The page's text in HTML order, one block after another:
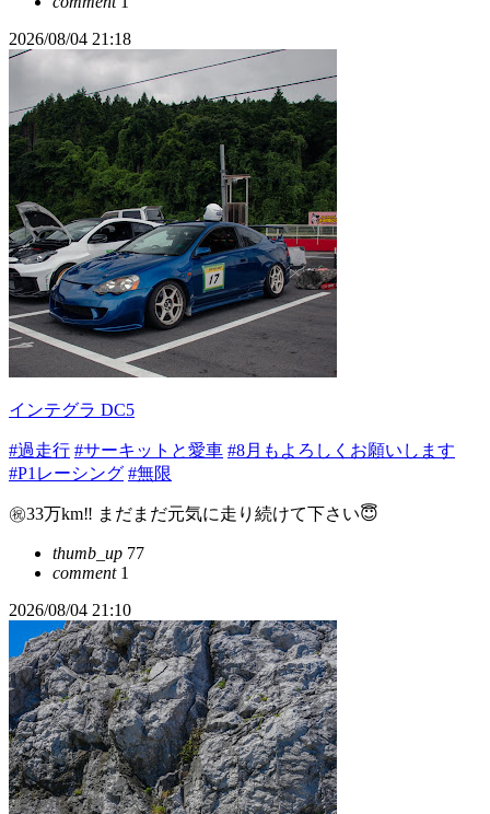
2026/08/04 21:18
インテグラ DC5
#過走行 #サーキットと愛車 #8月もよろしくお願いします
#P1レーシング #無限
㊗️33万km‼️ まだまだ元気に走り続けて下さい😇
thumb_up 77
comment1
2026/08/04 21:10